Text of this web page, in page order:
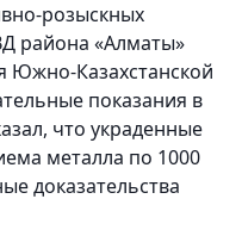
розыскных
района «Алматы»
Южно-Казахстанской
показания в
что украденные
металла по 1000
доказательства